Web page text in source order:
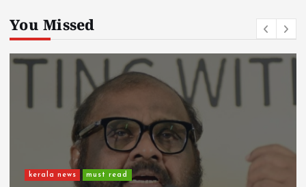
You Missed
നാടെങ്ങും പൊലീസ് തിരയുന്നു,